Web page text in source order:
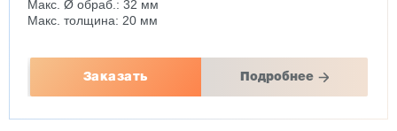
Макс. Ø обраб.: 32 мм
Макс. толщина: 20 мм
Заказать Подробнее